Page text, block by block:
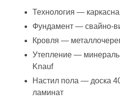
Технология —
Фундамент — свайно-
Кровля —
Утепление —
Knauf
Настил пола — доска
ламинат